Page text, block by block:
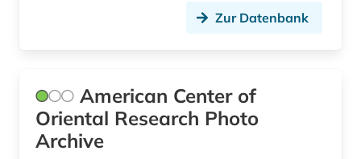
freiluftmuseum (1)
frühchristentum (1)
Zur Datenbank
American Center of
Oriental Research Photo
Archive